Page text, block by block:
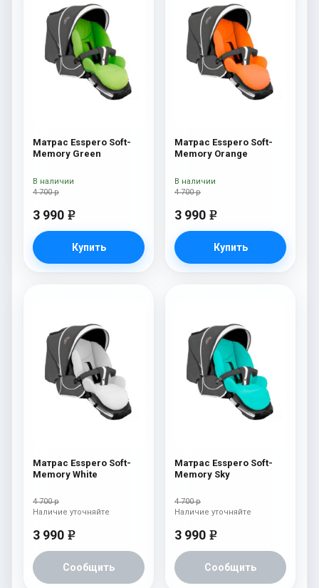
Матрас Esspero Soft-
Memory Green
4 700 р
3 990 e
Купить
В наличии
Матрас Esspero Soft-
Memory Orange
4 700 р
3 990 e
Купить
В наличии
Матрас Esspero Soft-
Memory White
4 700 р
3 990 e
Сообщить
Наличие уточняйте
Матрас Esspero Soft-
Memory Sky
4 700 р
3 990 e
Сообщить
Наличие уточняйте